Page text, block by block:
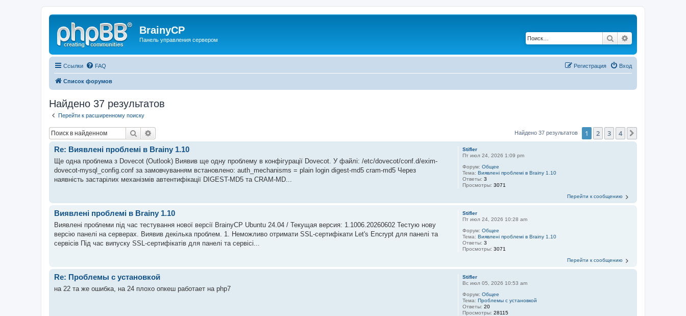
BrainyCP
Панель управления сервером Поиск
Ссылки FAQ Вход
Регистрация
Список форумов
Найдено 37 результатов
Перейти к расширенному поиску
Поиск Найдено 37 результатов 1 2 3 4
Stifler
Пт июл 24, 2026 1:09 pm
Форум:Общее
Тема:Виявлені проблемі в Brainy 1.10
Ответы:3
Просмотры:3071
Re: Виявлені проблемі в Brainy 1.10
Ще одна проблема з Dovecot (Outlook) Виявив ще одну проблему в конфігурації Dovecot. У файлі: /etc/dovecot/conf.d/exim-
dovecot-mysql_config.conf за замовчуванням встановлено: auth_mechanisms = plain login digest-md5 cram-md5 Через
наявність застарілих механізмів автентифікації DIGEST-MD5 та CRAM-MD...
Перейти к сообщению
Stifler
Пт июл 24, 2026 10:28 am
Форум:Общее
Тема:Виявлені проблемі в Brainy 1.10
Ответы:3
Просмотры:3071
Виявлені проблемі в Brainy 1.10
Виявлені проблеми під час тестування нової версії BrainyCP Ubuntu 24.04 / Текущая версия: 1.1006.20260602 Тестую нову
версію панелі на серверах. Виявив декілька проблем. 1. Неможливо отримати SSL-сертифікати Let's Encrypt для панелі та
сервісів Під час випуску SSL-сертифікатів для панелі та сервісі...
Перейти к сообщению
Stifler
Вс июл 05, 2026 10:53 am
Форум:Общее
Тема:Проблемы с установкой
Ответы:20
Просмотры:28115
Re: Проблемы с установкой
на 22 та же ошибка, на 24 плохо опкеш работает на php7